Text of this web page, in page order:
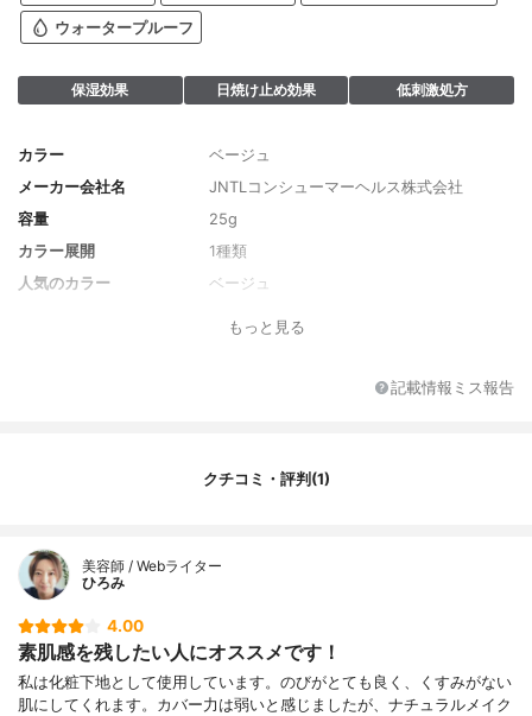
ウォータープルーフ
保湿効果 日焼け止め効果 低刺激処方
カラー
ベージュ
メーカー会社名
JNTLコンシューマーヘルス株式会社
容量
25g
カラー展開
1種類
人気のカラー
ベージュ
SPF50/PA++++
もっと見る
記載情報ミス報告
クチコミ・評判(1)
美容師 / Webライター
ひろみ
4.00
素肌感を残したい人にオススメです！
私は化粧下地として使用しています。のびがとても良く、くすみがない
肌にしてくれます。カバー力は弱いと感じましたが、ナチュラルメイク